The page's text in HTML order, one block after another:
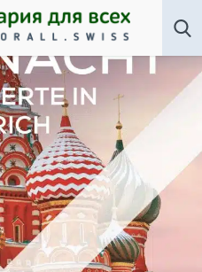
Три концерта в